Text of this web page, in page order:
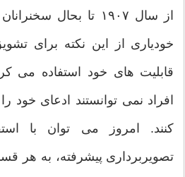
از سال ۱۹۰۷ تا بحال
خودیاری از این نکته برای
قابلیت های خود استفاده می
افراد نمی توانستند ادعای خود
کنند. امروز می توان با
تصویربرداری پیشرفته، به هر